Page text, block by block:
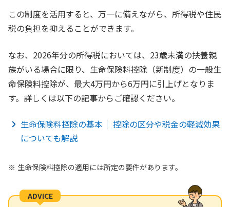
この制度を活用すると、万一に備えながら、所得税や住民
税の負担を抑えることができます。
なお、2026年分の所得税においては、23歳未満の扶養親
族がいる場合に限り、生命保険料控除（新制度）の一般生
命保険料控除が、最大4万円から6万円に引上げとなりま
す。詳しくは以下の記事からご確認ください。
生命保険料控除の基本｜ 控除の区分や税金の軽減効果
についても解説
生命保険料控除の適用には所定の要件があります。
ADVICE